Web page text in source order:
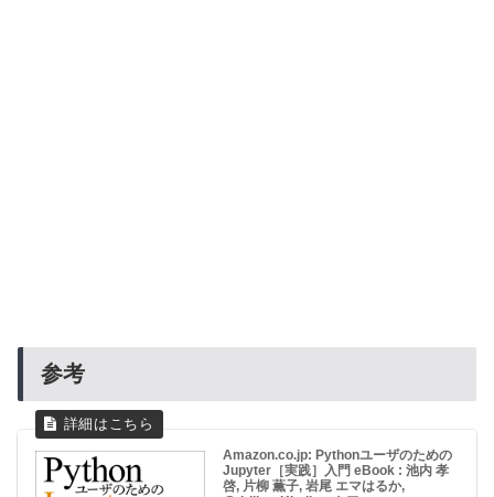
参考
Amazon.co.jp: Pythonユーザのための
Jupyter［実践］入門 eBook : 池内 孝
啓, 片柳 薫子, 岩尾 エマはるか,